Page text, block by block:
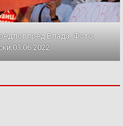
пред Влада. Фото: